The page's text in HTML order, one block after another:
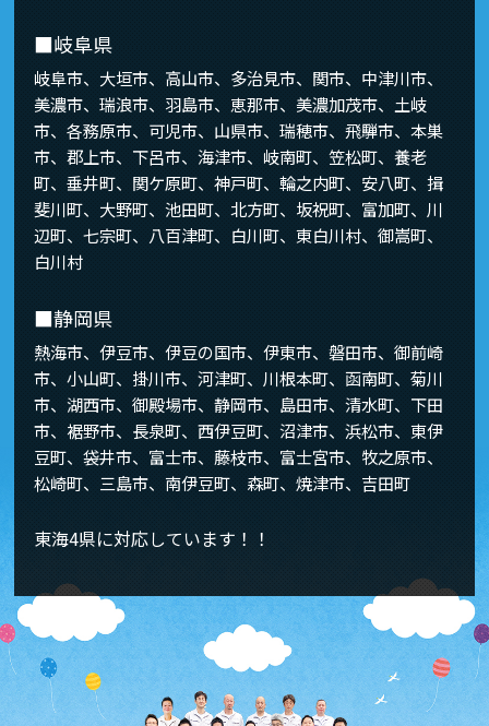
■岐阜県
岐阜市、大垣市、高山市、多治見市、関市、中津川市、
美濃市、瑞浪市、羽島市、恵那市、美濃加茂市、土岐
市、各務原市、可児市、山県市、瑞穂市、飛騨市、本巣
市、郡上市、下呂市、海津市、岐南町、笠松町、養老
町、垂井町、関ケ原町、神戸町、輪之内町、安八町、揖
斐川町、大野町、池田町、北方町、坂祝町、富加町、川
辺町、七宗町、八百津町、白川町、東白川村、御嵩町、
白川村
■静岡県
熱海市、伊豆市、伊豆の国市、伊東市、磐田市、御前崎
市、小山町、掛川市、河津町、川根本町、函南町、菊川
市、湖西市、御殿場市、静岡市、島田市、清水町、下田
市、裾野市、長泉町、西伊豆町、沼津市、浜松市、東伊
豆町、袋井市、富士市、藤枝市、富士宮市、牧之原市、
松崎町、三島市、南伊豆町、森町、焼津市、吉田町
東海4県に対応しています！！